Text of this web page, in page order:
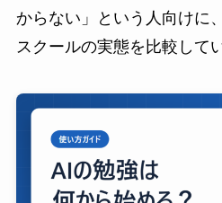
からない」という人向けに
スクールの実態を比較して